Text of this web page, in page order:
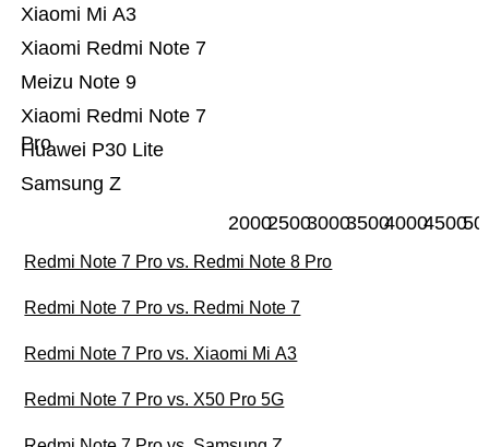
Samsung Z
Huawei P30 Lite
Xiaomi Redmi Note 7
Pro
Meizu Note 9
Xiaomi Redmi Note 7
Xiaomi Mi A3
200025003000350040004500
Redmi Note 7 Pro vs. Redmi Note 8 Pro
Redmi Note 7 Pro vs. Redmi Note 7
Redmi Note 7 Pro vs. Xiaomi Mi A3
Redmi Note 7 Pro vs. X50 Pro 5G